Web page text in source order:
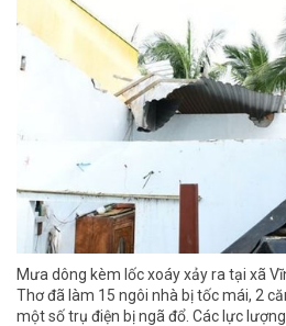
Mưa dông kèm lốc xoáy xảy ra tại xã
Thơ đã làm 15 ngôi nhà bị tốc mái, 2
một số trụ điện bị ngã đổ. Các lực